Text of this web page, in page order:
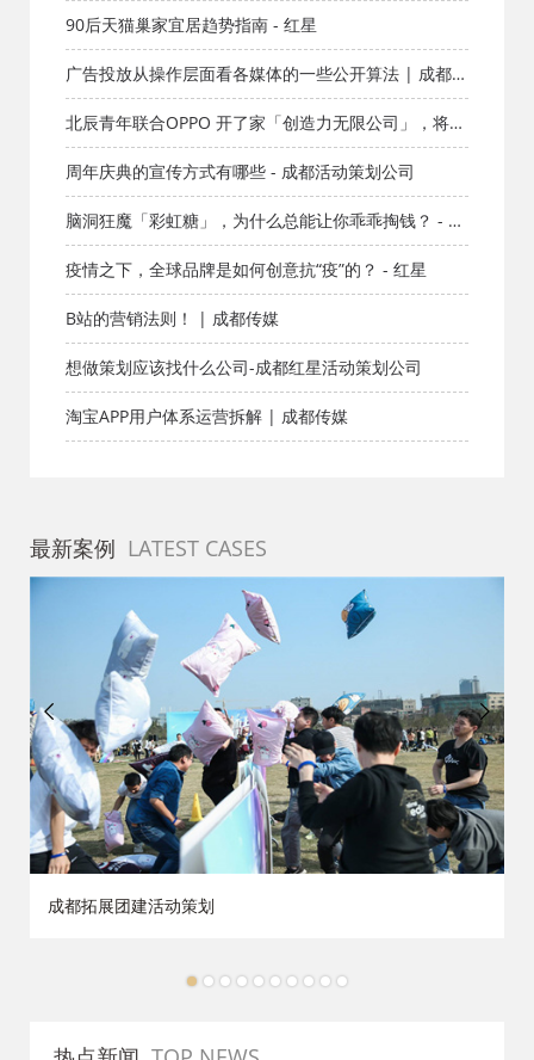
90后天猫巢家宜居趋势指南 - 红星
广告投放从操作层面看各媒体的一些公开算法 | 成都传
媒
北辰青年联合OPPO 开了家「创造力无限公司」，将有
趣进行到底 - 成都
周年庆典的宣传方式有哪些 - 成都活动策划公司
脑洞狂魔「彩虹糖」，为什么总能让你乖乖掏钱？ - 成
都
疫情之下，全球品牌是如何创意抗“疫”的？ - 红星
B站的营销法则！ | 成都传媒
想做策划应该找什么公司-成都红星活动策划公司
淘宝APP用户体系运营拆解 | 成都传媒
最新案例 LATEST CASES
成都拓展团建活动策划
5 6 7 8 9 10